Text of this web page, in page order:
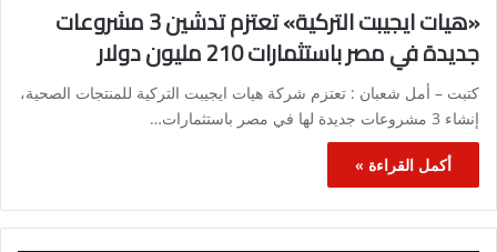
«هيات ايجيبت التركية» تعتزم تدشين 3 مشروعات
جديدة في مصر باستثمارات 210 مليون دولار
كتبت – أمل شعبان : تعتزم شركة هيات ايجيبت التركية للمنتجات الصحية،
إنشاء 3 مشروعات جديدة لها في مصر باستثمارات…
أكمل القراءة »